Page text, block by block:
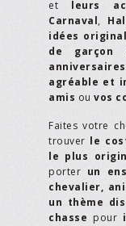
et leurs
Carnaval,
idées
de
anniversaires
agréable et
amis ou vos
Faites votre
trouver le
le plus
porter un
chevalier,
un thème
chasse pour